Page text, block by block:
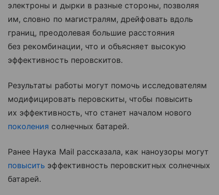
электроны и дырки в разные стороны, позволяя
им, словно по магистралям, дрейфовать вдоль
границ, преодолевая большие расстояния
без рекомбинации, что и объясняет высокую
эффективность перовскитов.
Результаты работы могут помочь исследователям
модифицировать перовскиты, чтобы повысить
их эффективность, что станет началом нового
поколения солнечных батарей.
Ранее Наука Mail рассказала, как наноузоры могут
повысить эффективность перовскитных солнечных
батарей.